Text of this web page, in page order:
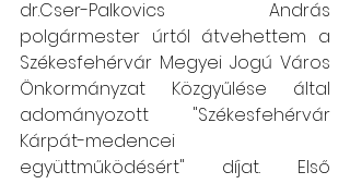
dr.Cser-Palkovics András
polgármester úrtól átvehettem a
Székesfehérvár Megyei Jogú Város
Önkormányzat Közgyűlése által
adományozott "Székesfehérvár
Kárpát-medencei
együttműködésért" díjat. Első